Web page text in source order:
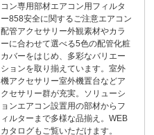
コン専用部材エアコン用フィルタ
ー858安全に関するご注意エアコン
配管アクセサリー外観素材やカラ
ーに合わせて選べる5色の配管化粧
カバーをはじめ、多彩なバリエー
ションを取り揃えています。室外
機アクセサリー室外機置台などア
クセサリー群が充実。ソリューシ
ョンエアコン設置用の部材からフ
ィルターまで多様な品揃え。WEB
カタログもご覧いただけます。